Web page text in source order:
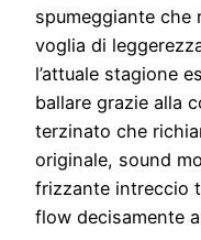
spumeggiante che
voglia di
l’attuale stagione
ballare grazie alla
terzinato che
originale, sound
frizzante intreccio
flow decisamente